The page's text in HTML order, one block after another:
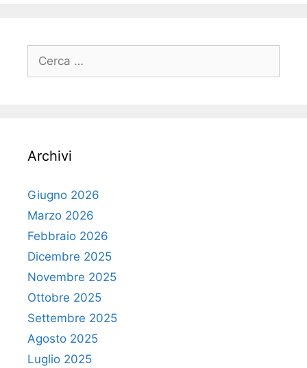
Ricerca
Archivi
Giugno 2026
Marzo 2026
Febbraio 2026
Dicembre 2025
Novembre 2025
Ottobre 2025
Settembre 2025
Agosto 2025
Luglio 2025